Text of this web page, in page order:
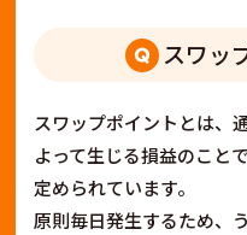
スワッ
スワップポイントとは、
よって生じる損益のこと
定められています。
原則毎日発生するため、